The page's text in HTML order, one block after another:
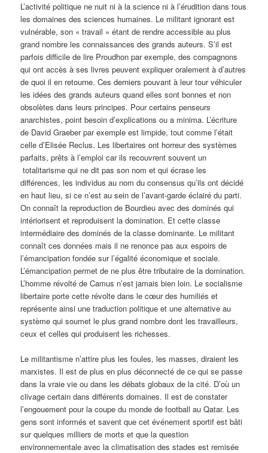
L’activité politique ne nuit ni à la science ni à l’érudition dans tous
les domaines des sciences humaines. Le militant ignorant est
vulnérable, son « travail » étant de rendre accessible au plus
grand nombre les connaissances des grands auteurs. S’il est
parfois difficile de lire Proudhon par exemple, des compagnons
qui ont accès à ses livres peuvent expliquer oralement à d’autres
de quoi il en retourne. Ces derniers pouvant à leur tour véhiculer
les idées des grands auteurs quand elles sont bonnes et non
obsolètes dans leurs principes. Pour certains penseurs
anarchistes, point besoin d’explications ou a minima. L’écriture
de David Graeber par exemple est limpide, tout comme l’était
celle d’Elisée Reclus. Les libertaires ont horreur des systèmes
parfaits, prêts à l’emploi car ils recouvrent souvent un
totalitarisme qui ne dit pas son nom et qui écrase les
différences, les individus au nom du consensus qu’ils ont décidé
en haut lieu, si ce n’est au sein de l’avant-garde éclairé du parti.
On connaît la reproduction de Bourdieu avec des dominés qui
intériorisent et reproduisent la domination. Et cette classe
intermédiaire des dominés de la classe dominante. Le militant
connaît ces données mais il ne renonce pas aux espoirs de
l’émancipation fondée sur l’égalité économique et sociale.
L’émancipation permet de ne plus être tributaire de la domination.
L’homme révolté de Camus n’est jamais bien loin. Le socialisme
libertaire porte cette révolte dans le cœur des humiliés et
représente ainsi une traduction politique et une alternative au
système qui soumet le plus grand nombre dont les travailleurs,
ceux et celles qui produisent les richesses.
Le militantisme n’attire plus les foules, les masses, diraient les
marxistes. Il est de plus en plus déconnecté de ce qui se passe
dans la vraie vie ou dans les débats globaux de la cité. D’où un
clivage certain dans différents domaines. Il est de constater
l’engouement pour la coupe du monde de football au Qatar. Les
gens sont informés et savent que cet événement sportif est bâti
sur quelques milliers de morts et que la question
environnementale avec la climatisation des stades est remisée